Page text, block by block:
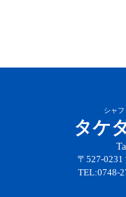
シャ
タケ
〒527-
TEL:0748-